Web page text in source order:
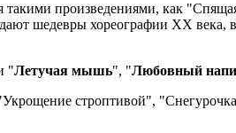
произведениями, как
шедевры хореографии XX века,
"Летучая мышь", "Любовный
строптивой",